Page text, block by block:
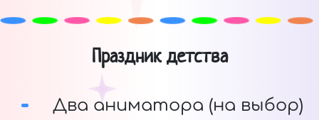
Праздник детства
Два аниматора (на выбор)